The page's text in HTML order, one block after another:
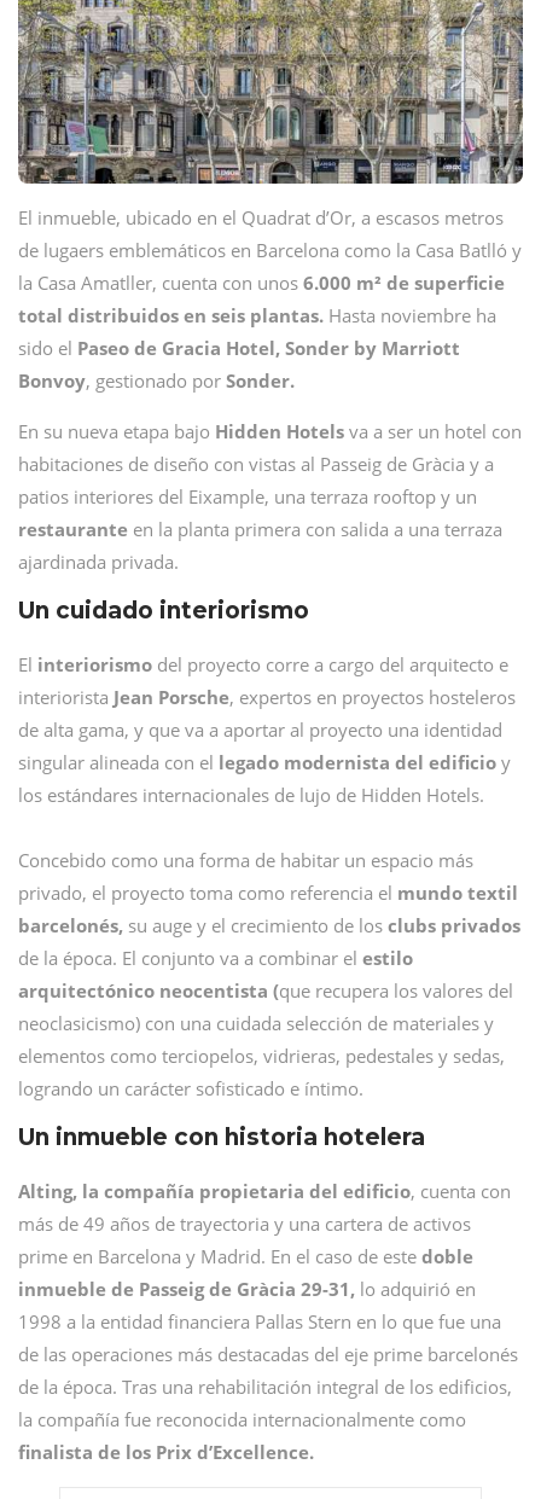
El inmueble, ubicado en el Quadrat d’Or, a escasos metros
de lugaers emblemáticos en Barcelona como la Casa Batlló y
la Casa Amatller, cuenta con unos 6.000 m² de superficie
total distribuidos en seis plantas. Hasta noviembre ha
sido el Paseo de Gracia Hotel, Sonder by Marriott
Bonvoy, gestionado por Sonder.
En su nueva etapa bajo Hidden Hotels va a ser un hotel con
habitaciones de diseño con vistas al Passeig de Gràcia y a
patios interiores del Eixample, una terraza rooftop y un
restaurante en la planta primera con salida a una terraza
ajardinada privada.
Un cuidado interiorismo
El interiorismo del proyecto corre a cargo del arquitecto e
interiorista Jean Porsche, expertos en proyectos hosteleros
de alta gama, y que va a aportar al proyecto una identidad
singular alineada con el legado modernista del edificio y
los estándares internacionales de lujo de Hidden Hotels.
Concebido como una forma de habitar un espacio más
privado, el proyecto toma como referencia el mundo textil
barcelonés, su auge y el crecimiento de los clubs privados
de la época. El conjunto va a combinar el estilo
arquitectónico neocentista (que recupera los valores del
neoclasicismo) con una cuidada selección de materiales y
elementos como terciopelos, vidrieras, pedestales y sedas,
logrando un carácter sofisticado e íntimo.
Un inmueble con historia hotelera
Alting, la compañía propietaria del edificio, cuenta con
más de 49 años de trayectoria y una cartera de activos
prime en Barcelona y Madrid. En el caso de este doble
inmueble de Passeig de Gràcia 29-31, lo adquirió en
1998 a la entidad financiera Pallas Stern en lo que fue una
de las operaciones más destacadas del eje prime barcelonés
de la época. Tras una rehabilitación integral de los edificios,
la compañía fue reconocida internacionalmente como
finalista de los Prix d’Excellence.